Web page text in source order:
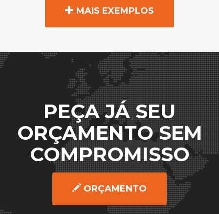
MAIS EXEMPLOS
PEÇA JÁ SEU
ORÇAMENTO SEM
COMPROMISSO
ORÇAMENTO